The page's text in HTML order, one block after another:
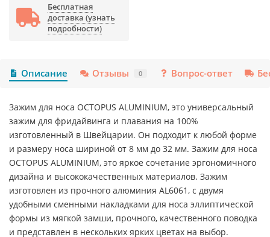
Бесплатная
доставка (узнать
подробности)
Описание Отзывы 0 Вопрос-ответ
Зажим для носа OCTOPUS ALUMINIUM, это универсальный
зажим для фридайвинга и плавания на 100%
изготовленный в Швейцарии. Он подходит к любой форме
и размеру носа шириной от 8 мм до 32 мм. Зажим для носа
OCTOPUS ALUMINIUM, это яркое сочетание эргономичного
дизайна и высококачественных материалов. Зажим
изготовлен из прочного алюминия AL6061, с двумя
удобными сменными накладками для носа эллиптической
формы из мягкой замши, прочного, качественного поводка
и представлен в нескольких ярких цветах на выбор.